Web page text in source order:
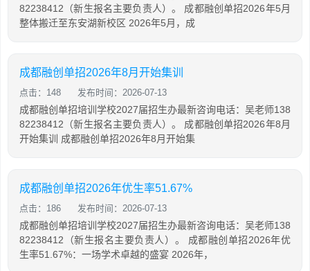
82238412（新生报名主要负责人）。 成都融创单招2026年5月
整体搬迁至东安湖新校区 2026年5月，成
成都融创单招2026年8月开始集训
点击：148 发布时间：2026-07-13
成都融创单招培训学校2027届招生办最新咨询电话：吴老师138
82238412（新生报名主要负责人）。 成都融创单招2026年8月
开始集训 成都融创单招2026年8月开始集
成都融创单招2026年优生率51.67%
点击：186 发布时间：2026-07-13
成都融创单招培训学校2027届招生办最新咨询电话：吴老师138
82238412（新生报名主要负责人）。 成都融创单招2026年优
生率51.67%：一场学术卓越的盛宴 2026年，